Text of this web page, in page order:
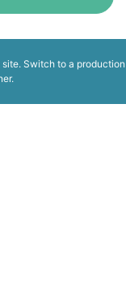
Switch to a production
.